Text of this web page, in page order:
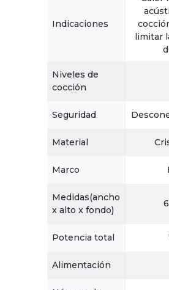
Indicaciones
limitar
Niveles de
cocción
Seguridad
Material
Marco
Medidas(ancho
x alto x fondo)
Potencia total
Alimentación